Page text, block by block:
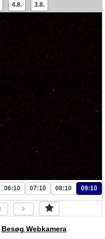
4.8. 3.8.
06:10 07:10 08:10 09:10
Besøg Webkamera